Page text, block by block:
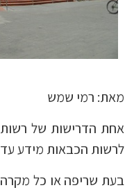
מאת: רמי שמש
אחת הדרישות של רשות
לרשות הכבאות מידע
בעת שריפה או כל